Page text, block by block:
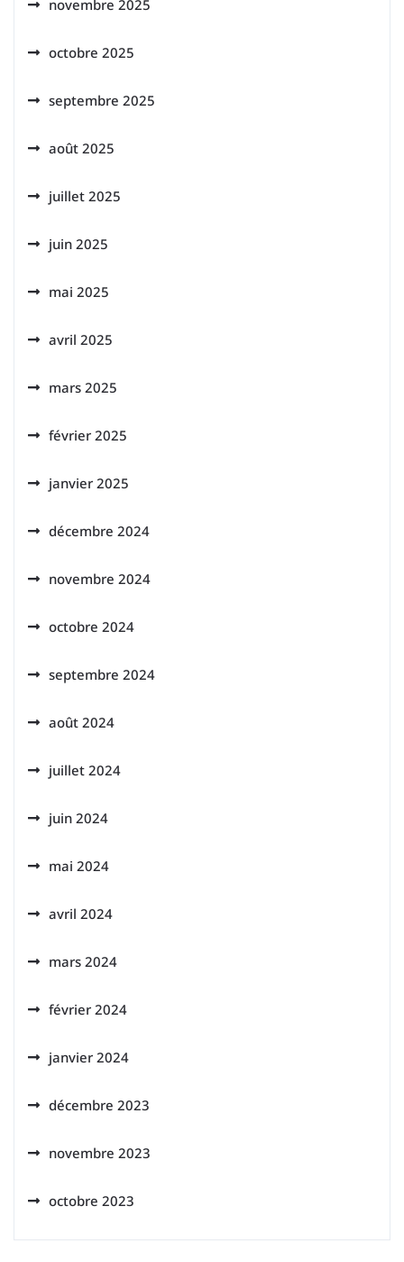
novembre 2025
octobre 2025
septembre 2025
août 2025
juillet 2025
juin 2025
mai 2025
avril 2025
mars 2025
février 2025
janvier 2025
décembre 2024
novembre 2024
octobre 2024
septembre 2024
août 2024
juillet 2024
juin 2024
mai 2024
avril 2024
mars 2024
février 2024
janvier 2024
décembre 2023
novembre 2023
octobre 2023